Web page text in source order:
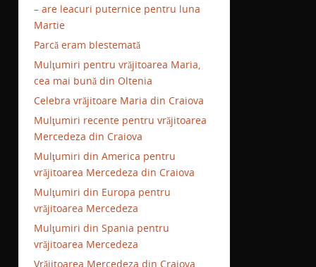
– are leacuri puternice pentru luna
Martie
Parcă eram blestemată
Mulţumiri pentru vrăjitoarea Maria,
cea mai bună din Oltenia
Celebra vrăjitoare Maria din Craiova
Mulţumiri recente pentru vrăjitoarea
Mercedeza din Craiova
Mulţumiri din America pentru
vrăjitoarea Mercedeza din Craiova
Mulţumiri din Europa pentru
vrăjitoarea Mercedeza
Mulţumiri din Spania pentru
vrăjitoarea Mercedeza
Vrăjitoarea Mercedeza din Craiova